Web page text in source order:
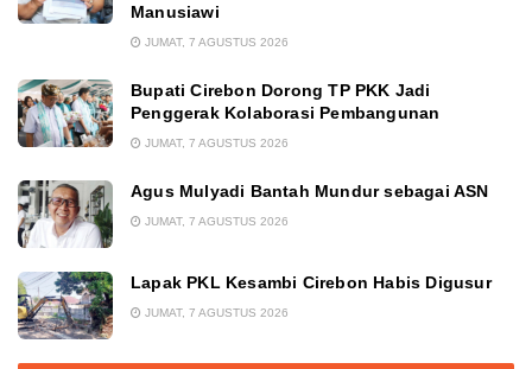
Manusiawi
JUMAT, 7 AGUSTUS 2026
Bupati Cirebon Dorong TP PKK Jadi
Penggerak Kolaborasi Pembangunan
JUMAT, 7 AGUSTUS 2026
Agus Mulyadi Bantah Mundur sebagai ASN
JUMAT, 7 AGUSTUS 2026
Lapak PKL Kesambi Cirebon Habis Digusur
JUMAT, 7 AGUSTUS 2026